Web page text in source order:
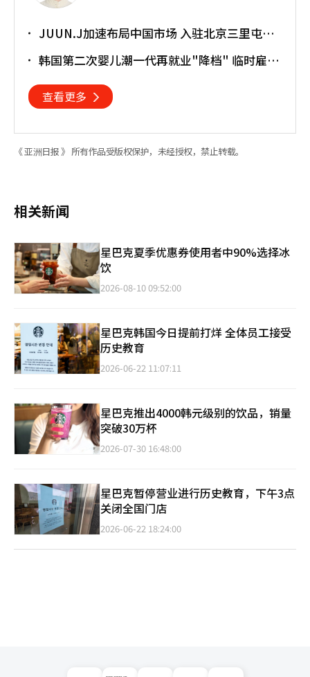
JUUN.J加速布局中国市场 入驻北京三里屯太
韩国第二次婴儿潮一代再就业"降档" 临时雇员
查看更多
《 亚洲日报 》 所有作品受版权保护，未经授权，禁止转载。
相关新闻
星巴克夏季优惠券使用者中90%选择冰
饮
2026-08-10 09:52:00
星巴克韩国今日提前打烊 全体员工接受
历史教育
2026-06-22 11:07:11
星巴克推出4000韩元级别的饮品，销量
突破30万杯
2026-07-30 16:48:00
星巴克暂停营业进行历史教育，下午3点
关闭全国门店
2026-06-22 18:24:00